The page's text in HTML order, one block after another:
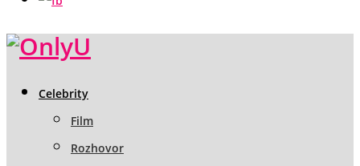
Celebrity
Film
Rozhovor